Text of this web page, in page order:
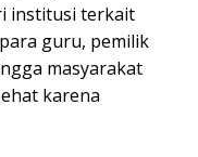
institusi terkait
guru, pemilik
masyarakat
karena